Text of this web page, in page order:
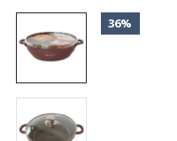
36%